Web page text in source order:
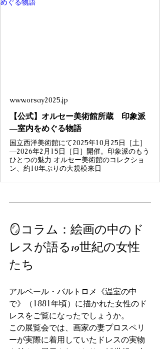
www.orsay2025.jp
【公式】オルセー美術館所蔵 印象派
―室内をめぐる物語
国立西洋美術館にて2025年10月25日［土］
―2026年2月15日［日］開催。印象派のもう
ひとつの魅力 オルセー美術館のコレクショ
ン、約10年ぶりの大規模来日
🪞コラム：絵画の中のド
レスが語る19世紀の女性
たち
アルベール・バルトロメ《温室の中
で》（1881年頃）に描かれた女性のド
レスをご覧になったでしょうか。
この展覧会では、画家の妻プロスペリ
ーが実際に着用していたドレスの実物